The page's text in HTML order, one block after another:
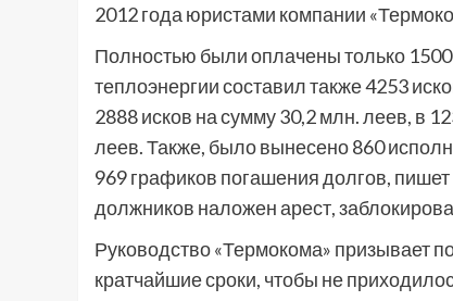
2012 года юристами компании
Полностью были оплачены только
теплоэнергии составил также 4253
2888 исков на сумму 30,2 млн. леев, в
леев. Также, было вынесено 860
969 графиков погашения долгов,
должников наложен арест,
Руководство «Термокома» призывает
кратчайшие сроки, чтобы не